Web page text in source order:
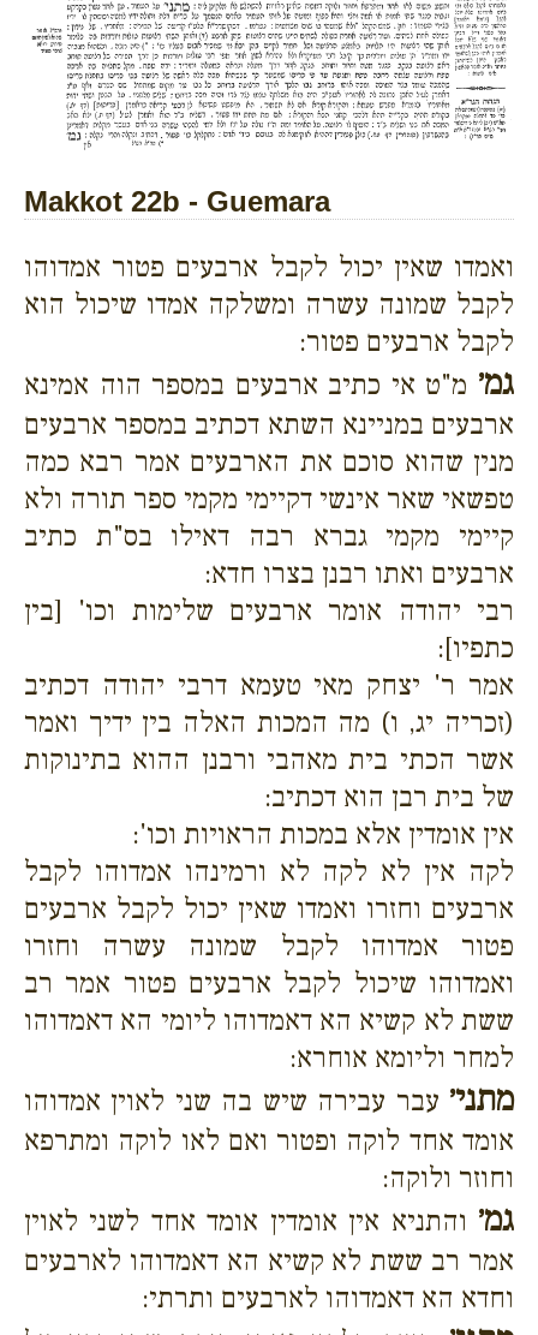
Makkot 22b - Guemara
ואמדו שאין יכול לקבל ארבעים פטור אמדוהו
לקבל שמונה עשרה ומשלקה אמדו שיכול הוא
לקבל ארבעים פטור:
גמ׳ מ"ט אי כתיב ארבעים במספר הוה אמינא
ארבעים במניינא השתא דכתיב במספר ארבעים
מנין שהוא סוכם את הארבעים אמר רבא כמה
טפשאי שאר אינשי דקיימי מקמי ספר תורה ולא
קיימי מקמי גברא רבה דאילו בס"ת כתיב
ארבעים ואתו רבנן בצרו חדא:
רבי יהודה אומר ארבעים שלימות וכו' [בין
כתפיו]:
אמר ר' יצחק מאי טעמא דרבי יהודה דכתיב
(זכריה יג, ו) מה המכות האלה בין ידיך ואמר
אשר הכתי בית מאהבי ורבנן ההוא בתינוקות
של בית רבן הוא דכתיב:
אין אומדין אלא במכות הראויות וכו':
לקה אין לא לקה לא ורמינהו אמדוהו לקבל
ארבעים וחזרו ואמדו שאין יכול לקבל ארבעים
פטור אמדוהו לקבל שמונה עשרה וחזרו
ואמדוהו שיכול לקבל ארבעים פטור אמר רב
ששת לא קשיא הא דאמדוהו ליומי הא דאמדוהו
למחר וליומא אוחרא:
מתני׳ עבר עבירה שיש בה שני לאוין אמדוהו
אומד אחד לוקה ופטור ואם לאו לוקה ומתרפא
וחוזר ולוקה:
גמ׳ והתניא אין אומדין אומד אחד לשני לאוין
אמר רב ששת לא קשיא הא דאמדוהו לארבעים
וחדא הא דאמדוהו לארבעים ותרתי: